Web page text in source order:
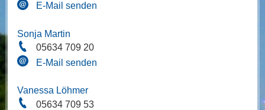
E-Mail senden
Sonja Martin
05634 709 20
E-Mail senden
Vanessa Löhmer
05634 709 53